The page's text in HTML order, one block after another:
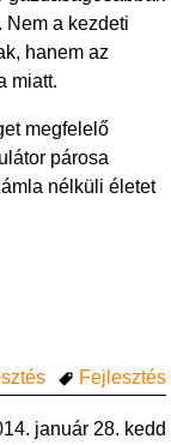
Nem a kezdeti
hanem az
miatt.
megfelelő
párosa
nélküli életet
Fejlesztés
január 28. kedd